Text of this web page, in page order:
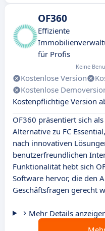
OF360
Effiziente
für Profis
Keine
Kostenlose Version
Kostenlose
Kostenpflichtige Version
OF360 präsentiert sich
Alternative zu FC
nach innovativen
benutzerfreundlichen
Funktionalität hebt sich
Software hervor, die den
Geschäftsfragen gerecht
Mehr Details